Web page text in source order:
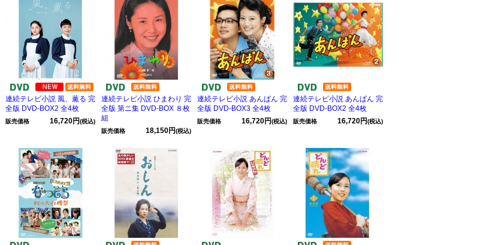
連続テレビ小説 風、薫る 完
全版 DVD-BOX2 全4枚
販売価格 16,720円(税込)
連続テレビ小説 ひまわり 完
全版 第ニ集 DVD-BOX ８枚
組
販売価格 18,150円(税込)
連続テレビ小説 あんぱん 完
全版 DVD-BOX3 全4枚
販売価格 16,720円(税込)
連続テレビ小説 あんぱん 完
全版 DVD-BOX2 全4枚
販売価格 16,720円(税込)